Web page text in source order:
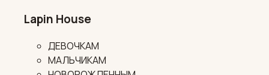
Lapin House
ДЕВОЧКАМ
МАЛЬЧИКАМ